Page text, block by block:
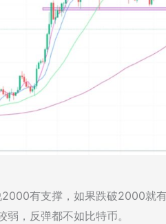
有支撑，如果跌破2000就
，反弹都不如比特币。